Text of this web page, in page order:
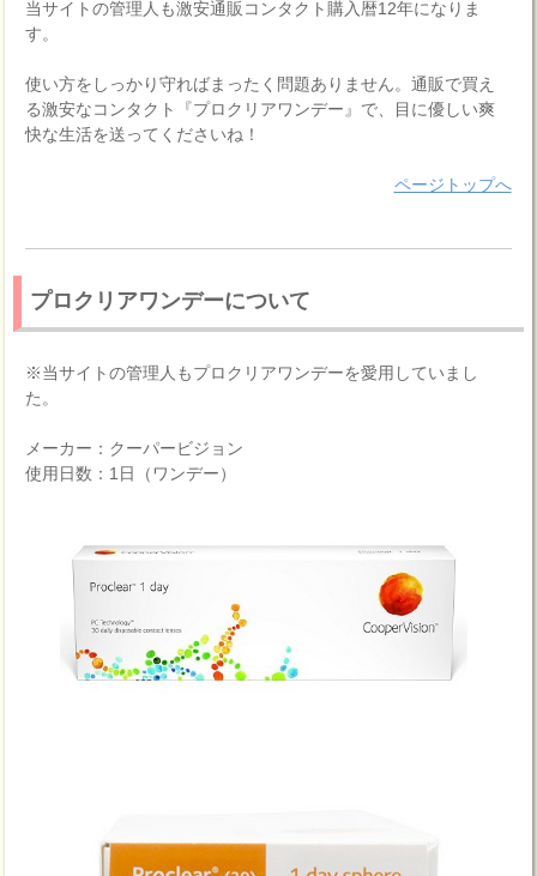
当サイトの管理人も激安通販コンタクト購入暦12年になりま
す。
使い方をしっかり守ればまったく問題ありません。通販で買え
る激安なコンタクト『プロクリアワンデー』で、目に優しい爽
快な生活を送ってくださいね！
ページトップへ
プロクリアワンデーについて
※当サイトの管理人もプロクリアワンデーを愛用していまし
た。
メーカー：クーパービジョン
使用日数：1日（ワンデー）